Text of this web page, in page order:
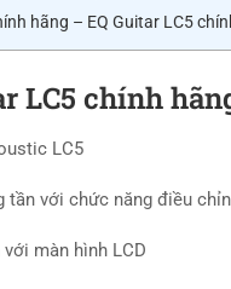
hãng – EQ Guitar LC5
LC5 chính
LC5
tần với chức năng điều
màn hình LCD